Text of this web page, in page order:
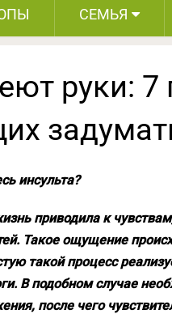
СЕМЬЯ
руки: 7
инсульта?
приводила к
Такое ощущение
такой процесс
В подобном случае
после чего